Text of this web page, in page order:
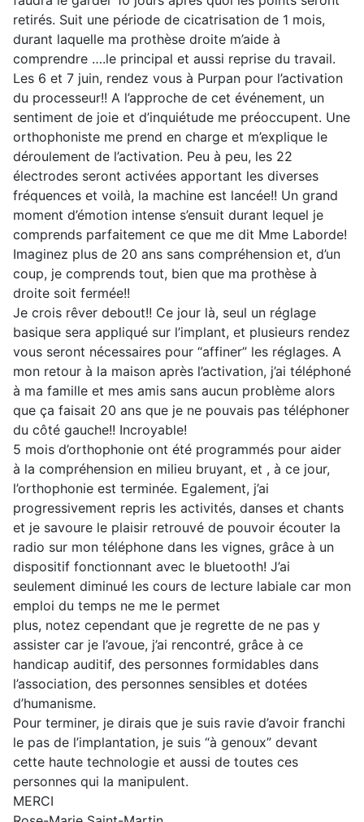
retirés. Suit une période de cicatrisation de 1 mois,
durant laquelle ma prothèse droite m’aide à
comprendre ….le principal et aussi reprise du travail.
Les 6 et 7 juin, rendez vous à Purpan pour l’activation
du processeur!! A l’approche de cet événement, un
sentiment de joie et d’inquiétude me préoccupent. Une
orthophoniste me prend en charge et m’explique le
déroulement de l’activation. Peu à peu, les 22
électrodes seront activées apportant les diverses
fréquences et voilà, la machine est lancée!! Un grand
moment d’émotion intense s’ensuit durant lequel je
comprends parfaitement ce que me dit Mme Laborde!
Imaginez plus de 20 ans sans compréhension et, d’un
coup, je comprends tout, bien que ma prothèse à
droite soit fermée!!
Je crois rêver debout!! Ce jour là, seul un réglage
basique sera appliqué sur l’implant, et plusieurs rendez
vous seront nécessaires pour “affiner” les réglages. A
mon retour à la maison après l’activation, j’ai téléphoné
à ma famille et mes amis sans aucun problème alors
que ça faisait 20 ans que je ne pouvais pas téléphoner
du côté gauche!! Incroyable!
5 mois d’orthophonie ont été programmés pour aider
à la compréhension en milieu bruyant, et , à ce jour,
l’orthophonie est terminée. Egalement, j’ai
progressivement repris les activités, danses et chants
et je savoure le plaisir retrouvé de pouvoir écouter la
radio sur mon téléphone dans les vignes, grâce à un
dispositif fonctionnant avec le bluetooth! J’ai
seulement diminué les cours de lecture labiale car mon
emploi du temps ne me le permet
plus, notez cependant que je regrette de ne pas y
assister car je l’avoue, j’ai rencontré, grâce à ce
handicap auditif, des personnes formidables dans
l’association, des personnes sensibles et dotées
d’humanisme.
Pour terminer, je dirais que je suis ravie d’avoir franchi
le pas de l’implantation, je suis “à genoux” devant
cette haute technologie et aussi de toutes ces
personnes qui la manipulent.
MERCI